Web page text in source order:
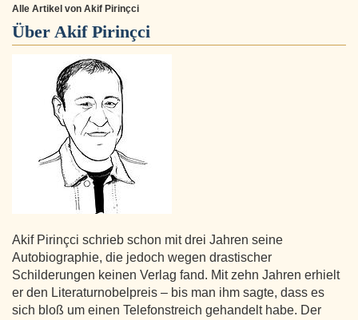
Alle Artikel von Akif Pirinçci
Über Akif Pirinçci
Akif Pirinçci schrieb schon mit drei Jahren seine
Autobiographie, die jedoch wegen drastischer
Schilderungen keinen Verlag fand. Mit zehn Jahren erhielt
er den Literaturnobelpreis – bis man ihm sagte, dass es
sich bloß um einen Telefonstreich gehandelt habe. Der